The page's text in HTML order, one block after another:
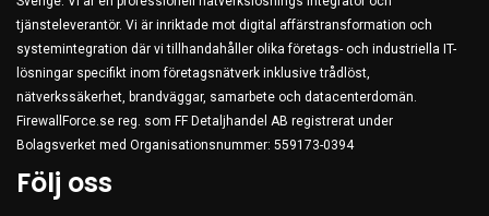
Network Equipment
Printers & Accessories
Clothing
Beauty & Healthcare
Service & Support
tjänsteleverantör. Vi är inriktade mot digital affärstransformation och
systemintegration där vi tillhandahåller olika företags- och industriella IT-
lösningar specifikt inom företagsnätverk inklusive trådlöst,
nätverkssäkerhet, brandväggar, samarbete och datacenterdomän.
FirewallForce.se reg. som FF Detaljhandel AB registrerat under
Bolagsverket med Organisationsnummer: 559173-0394
Följ oss